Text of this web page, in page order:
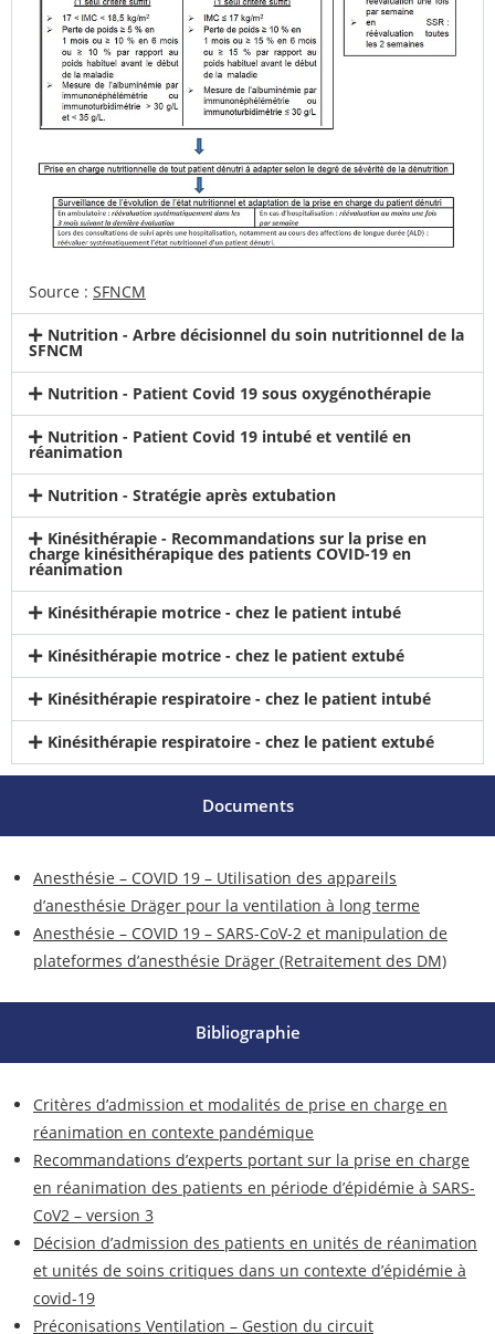
Source : SFNCM
Nutrition - Arbre décisionnel du soin nutritionnel de la
SFNCM
Nutrition - Patient Covid 19 sous oxygénothérapie
Nutrition - Patient Covid 19 intubé et ventilé en
réanimation
Nutrition - Stratégie après extubation
Kinésithérapie - Recommandations sur la prise en
charge kinésithérapique des patients COVID-19 en
réanimation
Kinésithérapie motrice - chez le patient intubé
Kinésithérapie motrice - chez le patient extubé
Kinésithérapie respiratoire - chez le patient intubé
Kinésithérapie respiratoire - chez le patient extubé
Documents
Anesthésie – COVID 19 – Utilisation des appareils
d’anesthésie Dräger pour la ventilation à long terme
Anesthésie – COVID 19 – SARS-CoV-2 et manipulation de
plateformes d’anesthésie Dräger (Retraitement des DM)
Bibliographie
Critères d’admission et modalités de prise en charge en
réanimation en contexte pandémique
Recommandations d’experts portant sur la prise en charge
en réanimation des patients en période d’épidémie à SARS-
CoV2 – version 3
Décision d’admission des patients en unités de réanimation
et unités de soins critiques dans un contexte d’épidémie à
covid-19
Préconisations Ventilation – Gestion du circuit